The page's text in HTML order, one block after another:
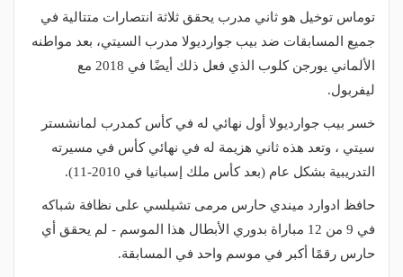
توماس توخيل هو ثاني مدرب يحقق ثلاثة انتصارات متتالية في
جميع المسابقات ضد بيب جوارديولا مدرب السيتي، بعد مواطنه
الألماني يورجن كلوب الذي فعل ذلك أيضًا في 2018 مع
ليفربول.
خسر بيب جوارديولا أول نهائي له في كأس كمدرب لمانشستر
سيتي ، وتعد هذه ثاني هزيمة له في نهائي كأس في مسيرته
التدريبية بشكل عام (بعد كأس ملك إسبانيا في 2010-11).
حافظ ادوارد ميندي حارس مرمى تشيلسي على نظافة شباكه
في 9 من 12 مباراة بدوري الأبطال هذا الموسم - لم يحقق أي
حارس رقمًا أكبر في موسم واحد في المسابقة.